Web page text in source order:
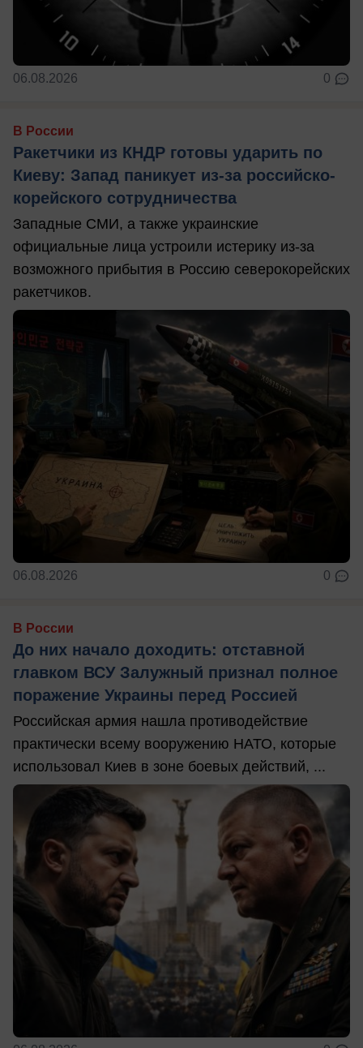
06.08.2026 0
В России
Ракетчики из КНДР готовы ударить по
Киеву: Запад паникует из-за российско-
корейского сотрудничества
Западные СМИ, а также украинские
официальные лица устроили истерику из-за
возможного прибытия в Россию северокорейских
ракетчиков.
06.08.2026 0
В России
До них начало доходить: отставной
главком ВСУ Залужный признал полное
поражение Украины перед Россией
Российская армия нашла противодействие
практически всему вооружению НАТО, которые
использовал Киев в зоне боевых действий, ...